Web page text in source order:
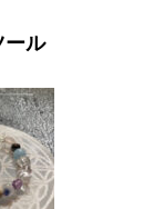
ール